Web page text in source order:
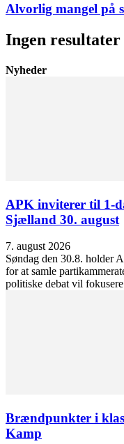
Alvorlig mangel på
Ingen resultater
Nyheder
APK inviterer til 1-
Sjælland 30. august
7. august 2026
Søndag den 30.8. holder
for at samle
politiske debat vil
Brændpunkter i
Kamp